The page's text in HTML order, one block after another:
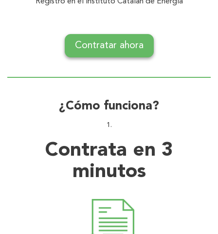
Registro en el Instituto Catalán de Energía
Contratar ahora
¿Cómo funciona?
Contrata en 3
minutos